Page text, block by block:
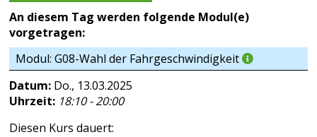
An diesem Tag werden folgende Modul(e)
vorgetragen:
Modul: G08-Wahl der Fahrgeschwindigkeit
Datum: Do., 13.03.2025
Uhrzeit: 18:10 - 20:00
Diesen Kurs dauert: